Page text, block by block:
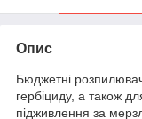
Опис
Бюджетні
гербіциду, а також
підживлення за